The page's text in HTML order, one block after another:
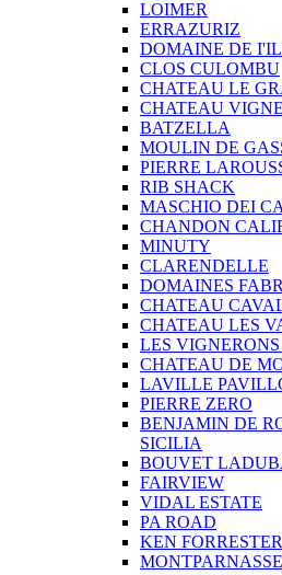
LOIMER
ERRAZURIZ
DOMAINE DE
CLOS CULOMBU
CHATEAU LE
CHATEAU
BATZELLA
MOULIN DE
PIERRE
RIB SHACK
MASCHIO DEI
CHANDON
MINUTY
CLARENDELLE
DOMAINES
CHATEAU
CHATEAU LES
LES
CHATEAU DE
LAVILLE
PIERRE ZERO
BENJAMIN DE
SICILIA
BOUVET
FAIRVIEW
VIDAL ESTATE
PA ROAD
KEN FORRESTER
MONTPARNASSE